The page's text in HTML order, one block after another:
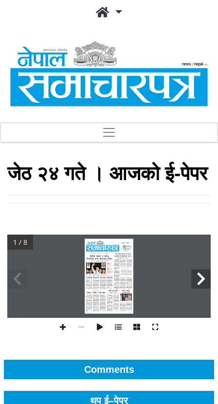
जेठ २४ गते । आजको ई-पेपर
1 / 8
Comments
थप ई–पेपर